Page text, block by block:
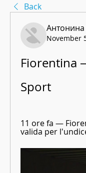
Back
November
Fiorentina
Sport
11 ore fa —
valida per